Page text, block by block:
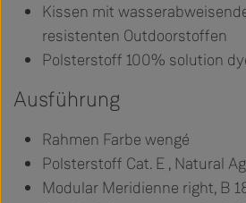
Kissen mit
resistenten Outdoorstoffen
Polsterstoff 100% solution
Ausführung
Rahmen Farbe wengé
Polsterstoff Cat. E , Natural
Modular Meridienne right, B